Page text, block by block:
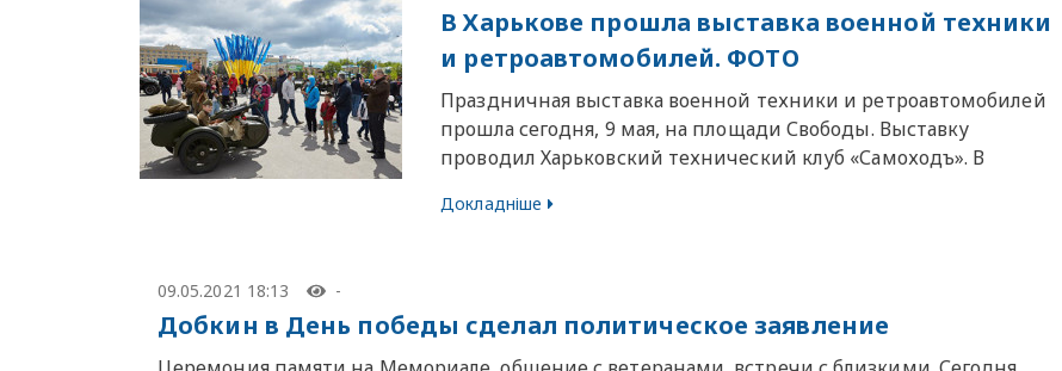
В Харькове прошла выставка военной техники
и ретроавтомобилей. ФОТО
Праздничная выставка военной техники и ретроавтомобилей
прошла сегодня, 9 мая, на площади Свободы. Выставку
проводил Харьковский технический клуб «Самоходъ». В
Докладніше
09.05.2021 18:13 -
Добкин в День победы сделал политическое заявление